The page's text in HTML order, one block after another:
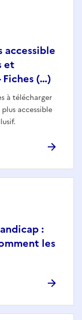
accessible
et
(…)
à télécharger
accessible
:
les